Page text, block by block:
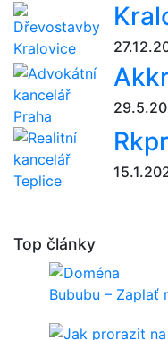
Top články
Bububu – Zaplať